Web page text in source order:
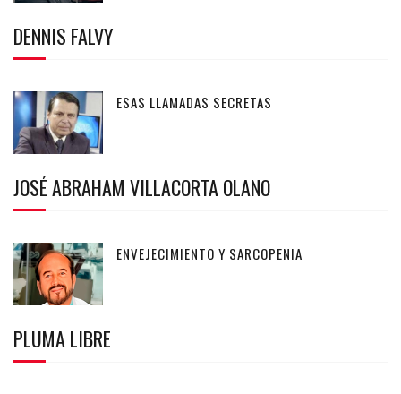
DENNIS FALVY
ESAS LLAMADAS SECRETAS
JOSÉ ABRAHAM VILLACORTA OLANO
ENVEJECIMIENTO Y SARCOPENIA
PLUMA LIBRE